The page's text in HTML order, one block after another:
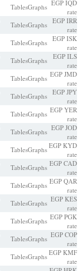
TablesGraphs EGP IQD
rate
TablesGraphs EGP IRR
rate
TablesGraphs EGP ISK
rate
TablesGraphs
EGP ILS
rate
TablesGraphs EGP JMD
rate
TablesGraphs EGP JPY
rate
TablesGraphs EGP YER
rate
TablesGraphs EGP JOD
rate
TablesGraphs EGP KYD
rate
TablesGraphs EGP CAD
rate
TablesGraphs EGP QAR
rate
TablesGraphs EGP KES
rate
TablesGraphs EGP PGK
rate
TablesGraphs EGP COP
rate
TablesGraphs EGP KMF
rate